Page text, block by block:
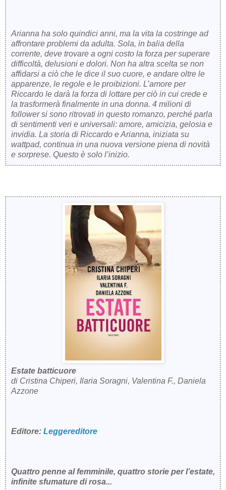
Arianna ha solo quindici anni, ma la vita la costringe ad
affrontare problemi da adulta. Sola, in balia della
corrente, deve trovare a ogni costo la forza per superare
difficoltà, delusioni e dolori. Non ha altra scelta se non
affidarsi a ciò che le dice il suo cuore, e andare oltre le
apparenze, le regole e le proibizioni. L’amore per
Riccardo le darà la forza di lottare per ciò in cui crede e
la trasformerà finalmente in una donna. 4 milioni di
follower si sono ritrovati in questo romanzo, perché parla
di sentimenti veri e universali: amore, amicizia, gelosia e
invidia. La storia di Riccardo e Arianna, iniziata su
wattpad, continua in una nuova versione piena di novità
e sorprese. Questo è solo l’inizio.
Estate batticuore
di Cristina Chiperi, Ilaria Soragni, Valentina F., Daniela
Azzone
Editore: Leggereditore
Quattro penne al femminile, quattro storie per l’estate,
infinite sfumature di rosa...